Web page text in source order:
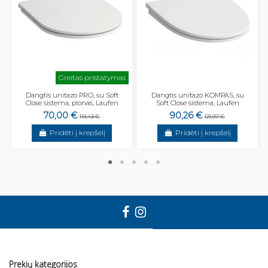
Greitas pristatymas
Dangtis unitazo PRO, su Soft
Close sistema, plonas, Laufen
70,00 € 119,43 €
Pridėti į krepšelį
Dangtis unitazo KOMPAS, su
Soft Close sistema, Laufen
90,26 € 121,97 €
Pridėti į krepšelį
Prekių kategorijos